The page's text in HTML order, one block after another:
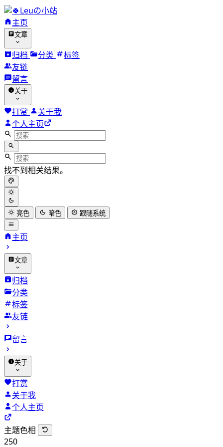
Leuの小站
主页
文章
归档 分类
标签
友链
留言
关于
打赏
关于我
个人主页
找不到相关结果。
亮色 暗色 跟随系统
主页
文章
归档
分类
标签
友链
留言
关于
打赏
关于我
个人主页
主题色相
250